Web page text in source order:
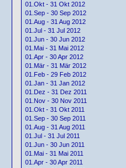
01.Okt - 31 Okt 2012
01.Sep - 30 Sep 2012
01.Aug - 31 Aug 2012
01.Jul - 31 Jul 2012
01.Jun - 30 Jun 2012
01.Mai - 31 Mai 2012
01.Apr - 30 Apr 2012
01.Mär - 31 Mär 2012
01.Feb - 29 Feb 2012
01.Jan - 31 Jan 2012
01.Dez - 31 Dez 2011
01.Nov - 30 Nov 2011
01.Okt - 31 Okt 2011
01.Sep - 30 Sep 2011
01.Aug - 31 Aug 2011
01.Jul - 31 Jul 2011
01.Jun - 30 Jun 2011
01.Mai - 31 Mai 2011
01.Apr - 30 Apr 2011